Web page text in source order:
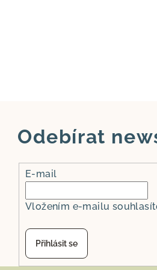
Odebírat
E-mail
Vložením e-mailu
Přihlásit se